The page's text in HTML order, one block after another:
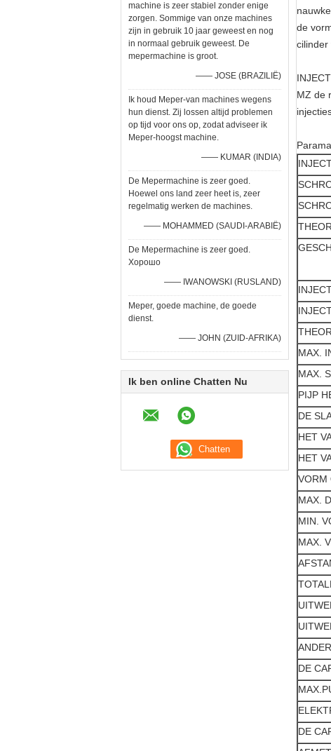
machine is zeer stabiel zonder enige
zorgen. Sommige van onze machines
zijn in gebruik 10 jaar geweest en nog
in normaal gebruik geweest. De
mepermachine is groot.
—— JOSE (BRAZILIË)
Ik houd Meper-van machines wegens
hun dienst. Zij lossen altijd problemen
op tijd voor ons op, zodat adviseer ik
Meper-hoogst machine.
—— KUMAR (INDIA)
De Mepermachine is zeer goed.
Hoewel ons land zeer heet is, zeer
regelmatig werken de machines.
—— MOHAMMED (SAUDI-ARABIË)
De Mepermachine is zeer goed.
Хорошо
—— IWANOWSKI (RUSLAND)
Meper, goede machine, de goede
dienst.
—— JOHN (ZUID-AFRIKA)
Ik ben online Chatten Nu
de
cilinder
MZ de
MAX.
MAX.
PIJP
DE
HET
VORM
MAX.
MIN.
MAX.
DE
DE